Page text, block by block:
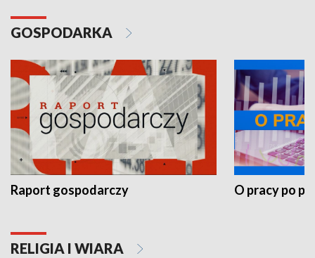
GOSPODARKA
Raport gospodarczy O pracy po
RELIGIA I WIARA